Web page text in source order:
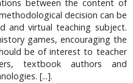
between the content of
decision can be
and virtual teaching subject.
games, encouraging the
be of interest to teacher
textbook authors and
[...].